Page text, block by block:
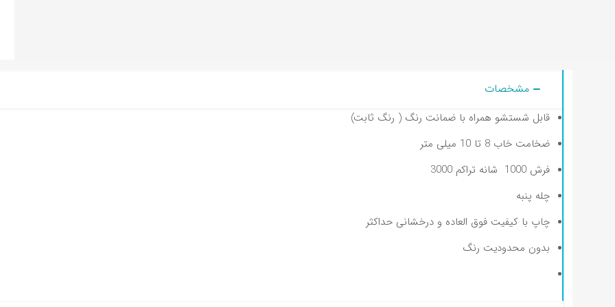
مشخصات
قابل شستشو همراه با ضمانت رنگ ( رنگ ثابت)
ضخامت خاب 8 تا 10 میلی متر
فرش 1000 شانه تراکم 3000
چله پنبه
چاپ با کیفیت فوق العاده و درخشانی حداکثر
بدون محدودیت رنگ